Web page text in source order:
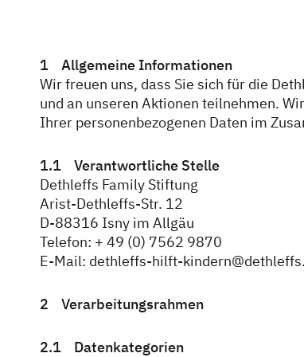
Dethleffs Versprechen
Reiselust
Händlersuche
Fahrzeugbörse
Blog
1 Allgemeine Informationen
Wir freuen uns, dass Sie sich für die
und an unseren Aktionen teilnehmen.
Ihrer personenbezogenen Daten im
1.1 Verantwortliche Stelle
Dethleffs Family Stiftung
Arist-Dethleffs-Str. 12
D-88316 Isny im Allgäu
Telefon: + 49 (0) 7562 9870
E-Mail: dethleffs-hilft-
2 Verarbeitungsrahmen
2.1 Datenkategorien